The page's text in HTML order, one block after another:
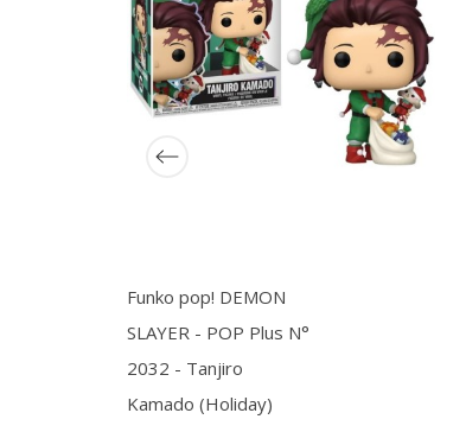
Funko pop! DEMON
SLAYER - POP Plus N°
2032 - Tanjiro
Kamado (Holiday)